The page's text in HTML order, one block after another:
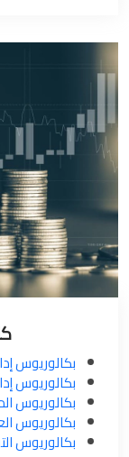
بكالوريوس
بكالوريوس
بكالوريوس
بكالوريوس
بكالوريوس